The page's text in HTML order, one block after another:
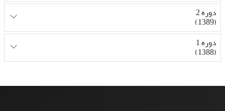
دوره 2
(1389)
دوره 1
(1388)